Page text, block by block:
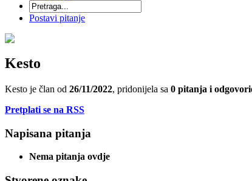
Postavi pitanje
Kesto
Kesto je član od 26/11/2022, pridonijela sa 0 pitanja i
Pretplati se na RSS
Napisana pitanja
Nema pitanja ovdje